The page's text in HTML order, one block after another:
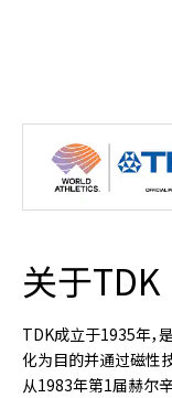
关于TDK
TDK成立于1935年，
化为目的并通过磁性
从1983年第1届赫尔